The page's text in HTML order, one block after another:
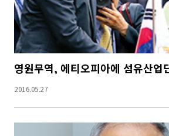
영원무역, 에티오피아에 섬유산업
2016.05.27